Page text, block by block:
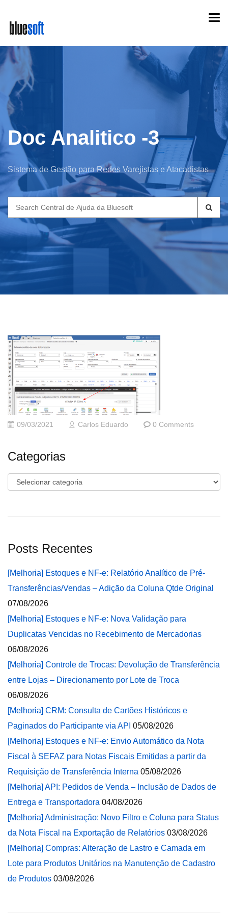
main
content
Doc Analitico -3
Sistema de Gestão para Redes Varejistas e Atacadistas
Search
for:
09/03/2021 Carlos Eduardo 0 Comments
Categorias
Categorias
Posts Recentes
[Melhoria] Estoques e NF-e: Relatório Analítico de Pré-
Transferências/Vendas – Adição da Coluna Qtde Original
07/08/2026
[Melhoria] Estoques e NF-e: Nova Validação para
Duplicatas Vencidas no Recebimento de Mercadorias
06/08/2026
[Melhoria] Controle de Trocas: Devolução de Transferência
entre Lojas – Direcionamento por Lote de Troca
06/08/2026
[Melhoria] CRM: Consulta de Cartões Históricos e
Paginados do Participante via API 05/08/2026
[Melhoria] Estoques e NF-e: Envio Automático da Nota
Fiscal à SEFAZ para Notas Fiscais Emitidas a partir da
Requisição de Transferência Interna 05/08/2026
[Melhoria] API: Pedidos de Venda – Inclusão de Dados de
Entrega e Transportadora 04/08/2026
[Melhoria] Administração: Novo Filtro e Coluna para Status
da Nota Fiscal na Exportação de Relatórios 03/08/2026
[Melhoria] Compras: Alteração de Lastro e Camada em
Lote para Produtos Unitários na Manutenção de Cadastro
de Produtos 03/08/2026